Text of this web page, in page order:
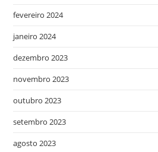
fevereiro 2024
janeiro 2024
dezembro 2023
novembro 2023
outubro 2023
setembro 2023
agosto 2023